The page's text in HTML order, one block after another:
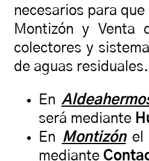
necesarios para
Montizón y Venta
colectores y
de aguas residuales.
En
será mediante
En Montizón el
mediante